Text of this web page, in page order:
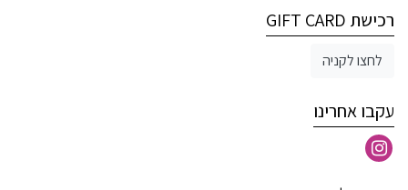
רכישת GIFT CARD
לחצו לקניה
עקבו אחרינו